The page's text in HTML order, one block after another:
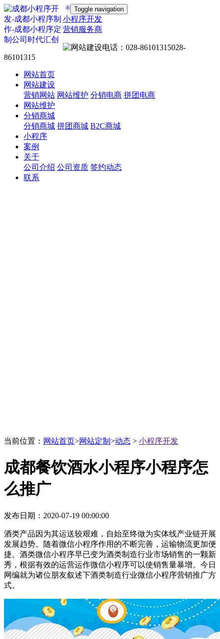
Toggle navigation
®
小程序开发
营销服务商
028-
86101315
网站首页
网站建设
营销网站 网站维护 分销电商 拼团电商
网站维护
分销商城
分销商城 拼团商城 B2C商城
小程序
案例
关于
公司介绍 公司资质 签约动态
联系
互联网资深服务商
用网站解决你的商业问题
当前位置： 网站首页>网站定制 >动态 > 小程序开发
成都餐饮酒水小程序小程序怎
么推广
发布日期：2020-07-19 00:00:00
酒类产品因为其运送较艰难，自始至终做为实体线产业链开展
发展趋势。随着微信小程序作用的不断完善，运输物流更加便
捷。酒类微信小程序早已变为酒类制造行业市场销售的一颗新
秀，根据有效的运营运作微信小程序可以使销售量暴增。今日
网编就为诸位朋友叙述下酒类制造行业微信小程序营销推广方
式。